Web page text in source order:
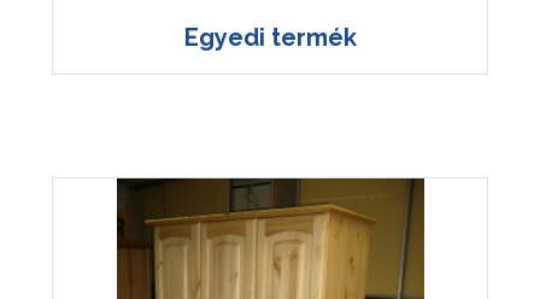
Egyedi termék